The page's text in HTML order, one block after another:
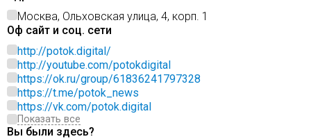
Москва, Ольховская улица, 4, корп. 1
Оф сайт и соц. сети
http://potok.digital/
http://youtube.com/potokdigital
https://ok.ru/group/61836241797328
https://t.me/potok_news
https://vk.com/potok.digital
Показать все
Вы были здесь?